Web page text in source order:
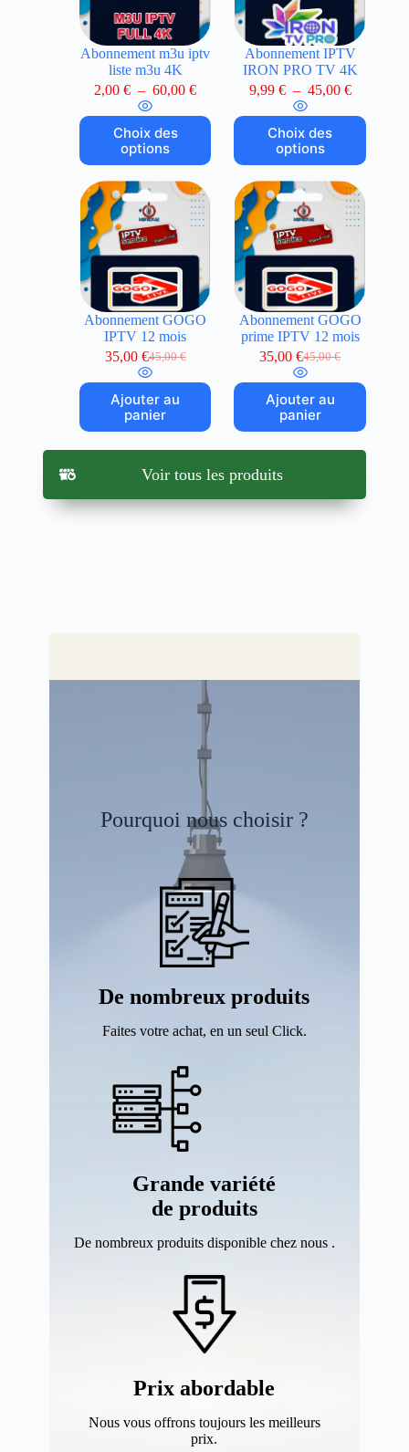
Abonnement m3u iptv
liste m3u 4K
2,00€ – 60,00€
Choix des
options
Abonnement IPTV
IRON PRO TV 4K
9,99 € – 45,00 €
Choix des
options
Abonnement GOGO
IPTV 12 mois
45,00€
35,00 €
Ajouter au
panier
Abonnement GOGO
prime IPTV 12 mois
45,00€
35,00€
Ajouter au
panier
Voir tous les produits
Pourquoi nous choisir ?
De nombreux produits
Faites votre achat, en un seul Click.
Grande variété
de produits
De nombreux produits disponible chez nous .
Prix abordable
Nous vous offrons toujours les meilleurs
prix.